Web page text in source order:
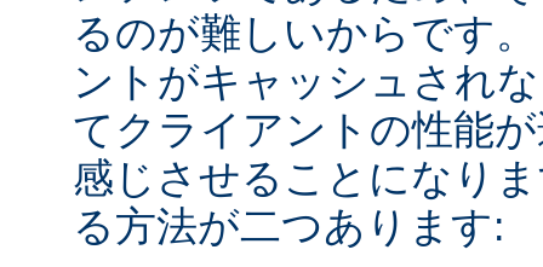
るのが難しいからです
ントがキャッシュされ
てクライアントの性能
感じさせることになり
る方法が二つあります: